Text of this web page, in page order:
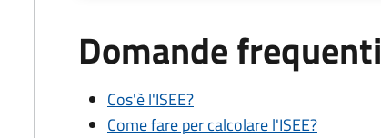
Domande frequenti
Cos'è l'ISEE?
Come fare per calcolare l'ISEE?